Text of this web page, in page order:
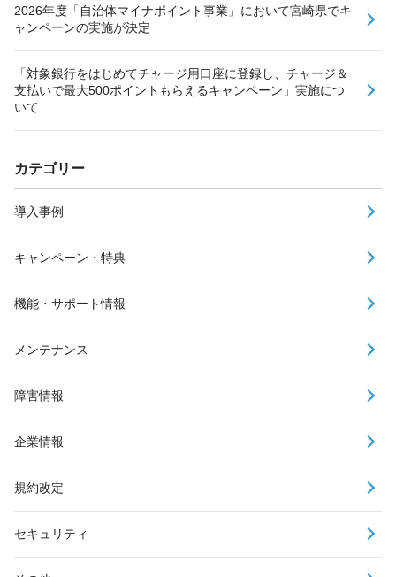
2026年度「自治体マイナポイント事業」において宮崎県でキ
ャンペーンの実施が決定
「対象銀行をはじめてチャージ用口座に登録し、チャージ＆
支払いで最大500ポイントもらえるキャンペーン」実施につ
いて
カテゴリー
導入事例
キャンペーン・特典
機能・サポート情報
メンテナンス
障害情報
企業情報
規約改定
セキュリティ